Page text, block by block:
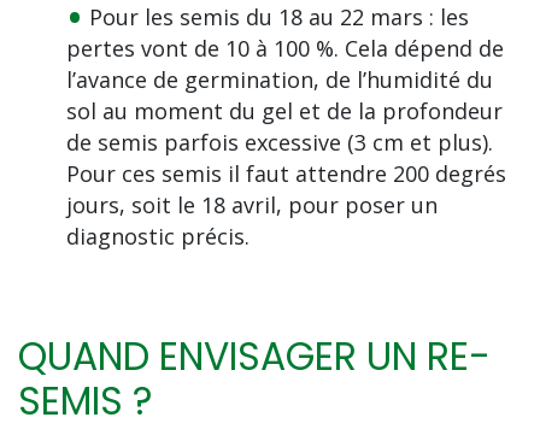
Pour les semis du 18 au 22 mars : les
pertes vont de 10 à 100 %. Cela dépend de
l’avance de germination, de l’humidité du
sol au moment du gel et de la profondeur
de semis parfois excessive (3 cm et plus).
Pour ces semis il faut attendre 200 degrés
jours, soit le 18 avril, pour poser un
diagnostic précis.
QUAND ENVISAGER UN RE-
SEMIS ?